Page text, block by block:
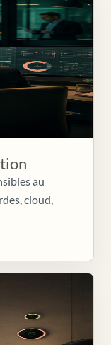
au
cloud,